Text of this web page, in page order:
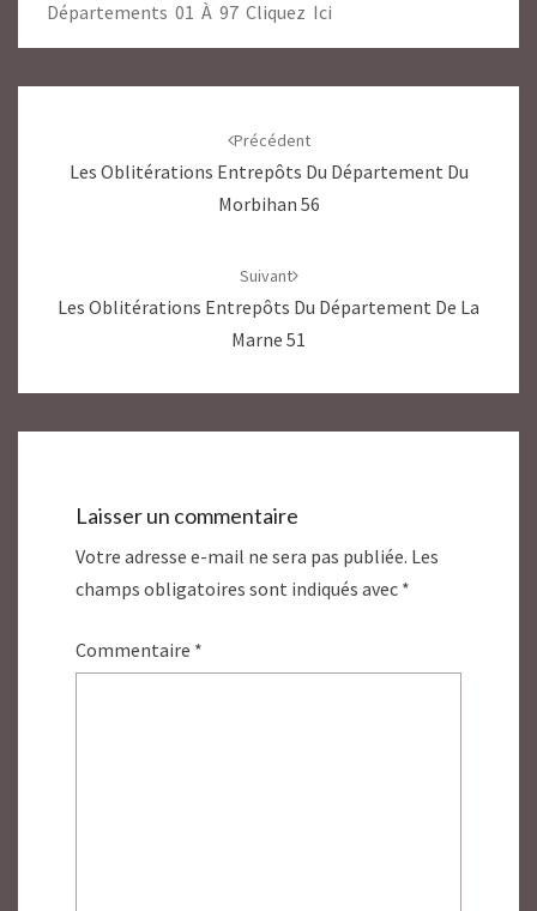
Départements 01 À 97 Cliquez Ici
Précédent
Les Oblitérations Entrepôts Du Département Du
Morbihan 56
Suivant
Les Oblitérations Entrepôts Du Département De La
Marne 51
Laisser un commentaire
Votre adresse e-mail ne sera pas publiée. Les
champs obligatoires sont indiqués avec *
Commentaire *